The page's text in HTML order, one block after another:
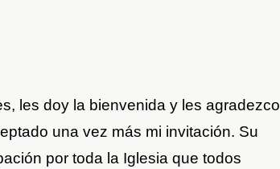
les doy la bienvenida y les agradezco
una vez más mi invitación. Su
por toda la Iglesia que todos